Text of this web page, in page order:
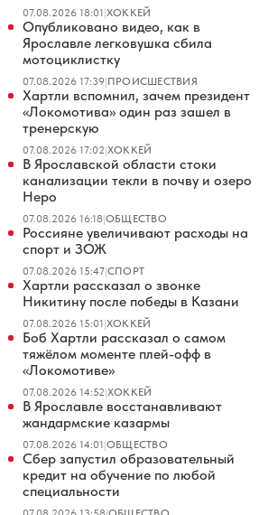
07.08.2026 18:01|ХОККЕЙ
Опубликовано видео, как в
Ярославле легковушка сбила
мотоциклистку
07.08.2026 17:39|ПРОИСШЕСТВИЯ
Хартли вспомнил, зачем президент
«Локомотива» один раз зашел в
тренерскую
07.08.2026 17:02|ХОККЕЙ
В Ярославской области стоки
канализации текли в почву и озеро
Неро
07.08.2026 16:18|ОБЩЕСТВО
Россияне увеличивают расходы на
спорт и ЗОЖ
07.08.2026 15:47|СПОРТ
Хартли рассказал о звонке
Никитину после победы в Казани
07.08.2026 15:01|ХОККЕЙ
Боб Хартли рассказал о самом
тяжёлом моменте плей-офф в
«Локомотиве»
07.08.2026 14:52|ХОККЕЙ
В Ярославле восстанавливают
жандармские казармы
07.08.2026 14:01|ОБЩЕСТВО
Сбер запустил образовательный
кредит на обучение по любой
специальности